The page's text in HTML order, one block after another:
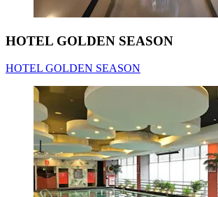
HOTEL GOLDEN SEASON
HOTEL GOLDEN SEASON